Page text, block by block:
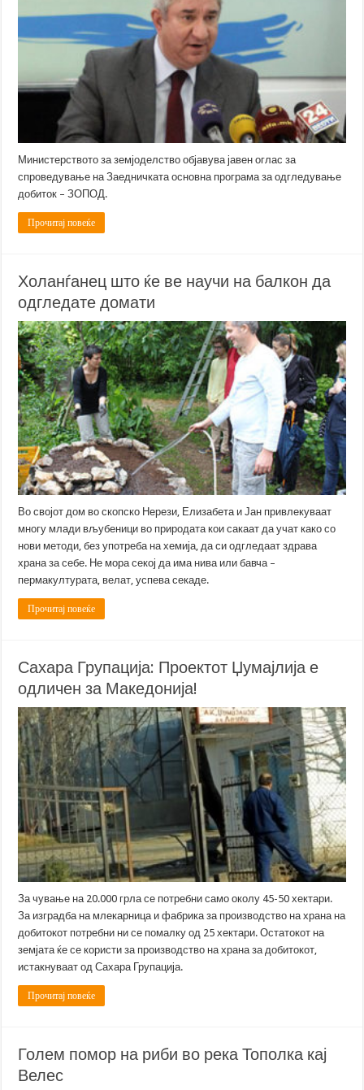
Министерството за земјоделство објавува јавен оглас за
спроведување на Заедничката основна програма за одгледување
добиток – ЗОПОД.
Прочитај повеќе
Холанѓанец што ќе ве научи на балкон да
одгледате домати
Во својот дом во скопско Нерези, Елизабета и Јан привлекуваат
многу млади вљубеници во природата кои сакаат да учат како со
нови методи, без употреба на хемија, да си одгледаат здрава
храна за себе. Не мора секој да има нива или бавча –
пермакултурата, велат, успева секаде.
Прочитај повеќе
Сахара Групација: Проектот Џумајлија е
одличен за Македонија!
За чување на 20.000 грла се потребни само околу 45-50 хектари.
За изградба на млекарница и фабрика за производство на храна на
добитокот потребни ни се помалку од 25 хектари. Остатокот на
земјата ќе се користи за производство на храна за добитокот,
истакнуваат од Сахара Групација.
Прочитај повеќе
Голем помор на риби во река Тополка кај
Велес